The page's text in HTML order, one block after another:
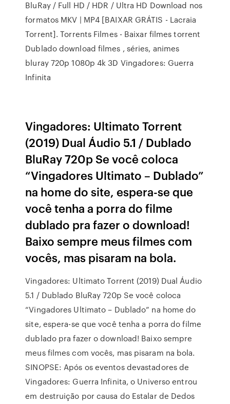
BluRay / Full HD / HDR / Ultra HD Download nos
formatos MKV | MP4 [BAIXAR GRÁTIS - Lacraia
Torrent]. Torrents Filmes - Baixar filmes torrent
Dublado download filmes , séries, animes
bluray 720p 1080p 4k 3D Vingadores: Guerra
Infinita
Vingadores: Ultimato Torrent
(2019) Dual Áudio 5.1 / Dublado
BluRay 720p Se você coloca
“Vingadores Ultimato – Dublado”
na home do site, espera-se que
você tenha a porra do filme
dublado pra fazer o download!
Baixo sempre meus filmes com
vocês, mas pisaram na bola.
Vingadores: Ultimato Torrent (2019) Dual Áudio
5.1 / Dublado BluRay 720p Se você coloca
“Vingadores Ultimato – Dublado” na home do
site, espera-se que você tenha a porra do filme
dublado pra fazer o download! Baixo sempre
meus filmes com vocês, mas pisaram na bola.
SINOPSE: Após os eventos devastadores de
Vingadores: Guerra Infinita, o Universo entrou
em destruição por causa do Estalar de Dedos